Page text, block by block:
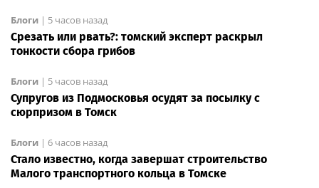
Блоги | 5 часов назад
Срезать или рвать?: томский эксперт раскрыл
тонкости сбора грибов
Блоги | 5 часов назад
Супругов из Подмосковья осудят за посылку с
сюрпризом в Томск
Блоги | 6 часов назад
Стало известно, когда завершат строительство
Малого транспортного кольца в Томске